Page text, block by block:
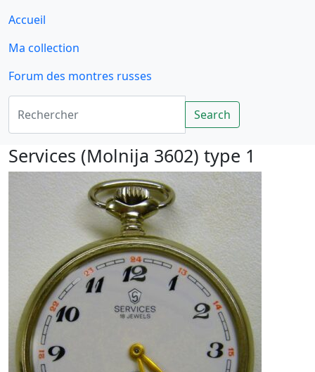
Accueil
Ma collection
Forum des montres russes
Rechercher
Search
Services (Molnija 3602) type 1